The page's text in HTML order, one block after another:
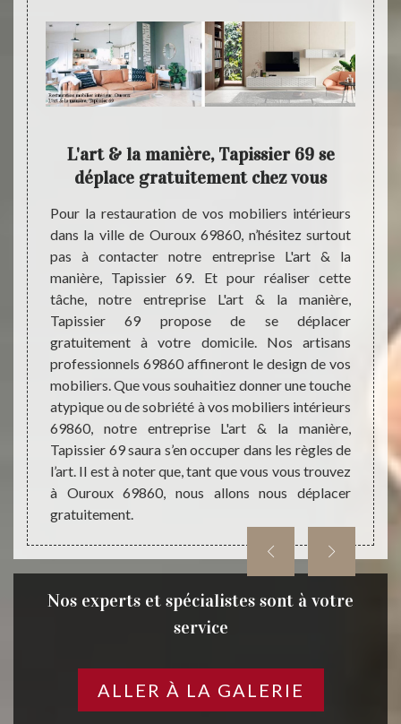
peut
à
à
de
idée
L'art & la manière, Tapissier 69 se
déplace gratuitement chez vous
Pour la restauration de vos mobiliers intérieurs
dans la ville de Ouroux 69860, n’hésitez surtout
pas à contacter notre entreprise L'art & la
manière, Tapissier 69. Et pour réaliser cette
tâche, notre entreprise L'art & la manière,
Tapissier 69 propose de se déplacer
gratuitement à votre domicile. Nos artisans
professionnels 69860 affineront le design de vos
mobiliers. Que vous souhaitiez donner une touche
atypique ou de sobriété à vos mobiliers intérieurs
69860, notre entreprise L'art & la manière,
Tapissier 69 saura s’en occuper dans les règles de
l’art. Il est à noter que, tant que vous vous trouvez
à Ouroux 69860, nous allons nous déplacer
gratuitement.
En
dans
tout
en
de
Nos experts et spécialistes sont à votre
service
ALLER À LA GALERIE